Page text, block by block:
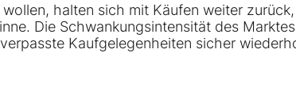
halten sich mit Käufen weiter
Die Schwankungsintensität des
Kaufgelegenheiten sicher